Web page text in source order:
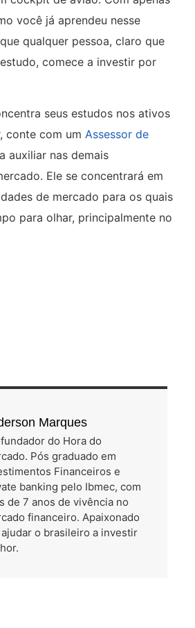
você já aprendeu nesse
qualquer pessoa, claro que
comece a investir por
seus estudos nos ativos
conte com um Assessor de
auxiliar nas demais
Ele se concentrará em
de mercado para os quais
para olhar, principalmente no
Marques
do Hora do
Pós graduado em
Financeiros e
banking pelo Ibmec, com
de 7 anos de vivência no
financeiro. Apaixonado
o brasileiro a investir